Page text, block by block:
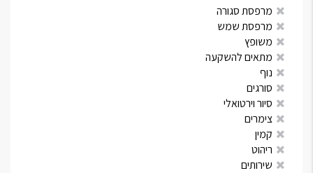
מרפסת סגורה
מרפסת שמש
משופץ
מתאים להשקעה
נוף
סורגים
סיור וירטואלי
צימרים
קמין
ריהוט
שירותים